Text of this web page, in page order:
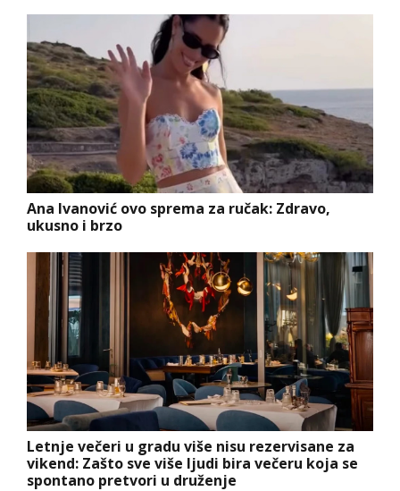
Ana Ivanović ovo sprema za ručak: Zdravo,
ukusno i brzo
Letnje večeri u gradu više nisu rezervisane za
vikend: Zašto sve više ljudi bira večeru koja se
spontano pretvori u druženje